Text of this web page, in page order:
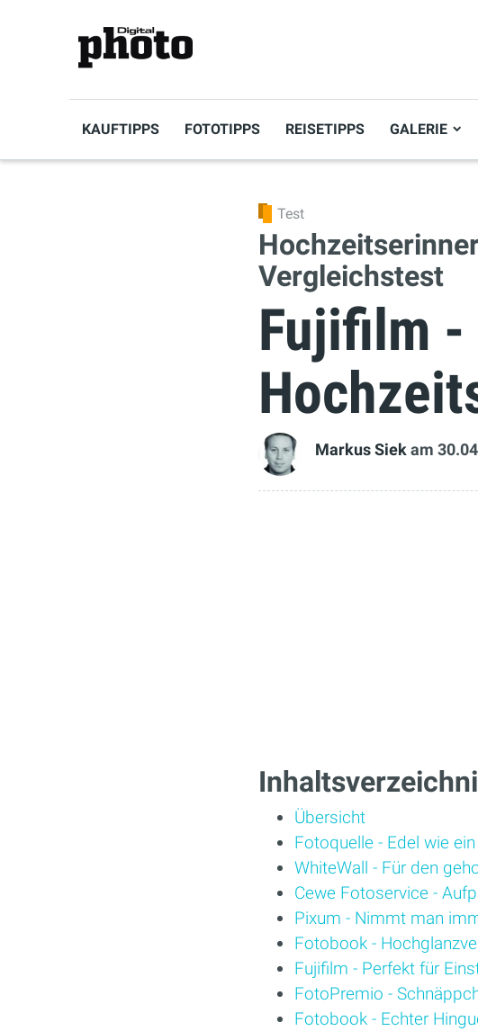
KAUFTIPPS FOTOTIPPS REISETIPPS GALERIE
Test
Vergleichstest
Fujifilm -
Markus Siek am
Übersicht
Fotoquelle - Edel wie
WhiteWall - Für den
Cewe Fotoservice -
Pixum - Nimmt man
Fotobook -
Fujifilm - Perfekt für
FotoPremio -
Fotobook - Echter